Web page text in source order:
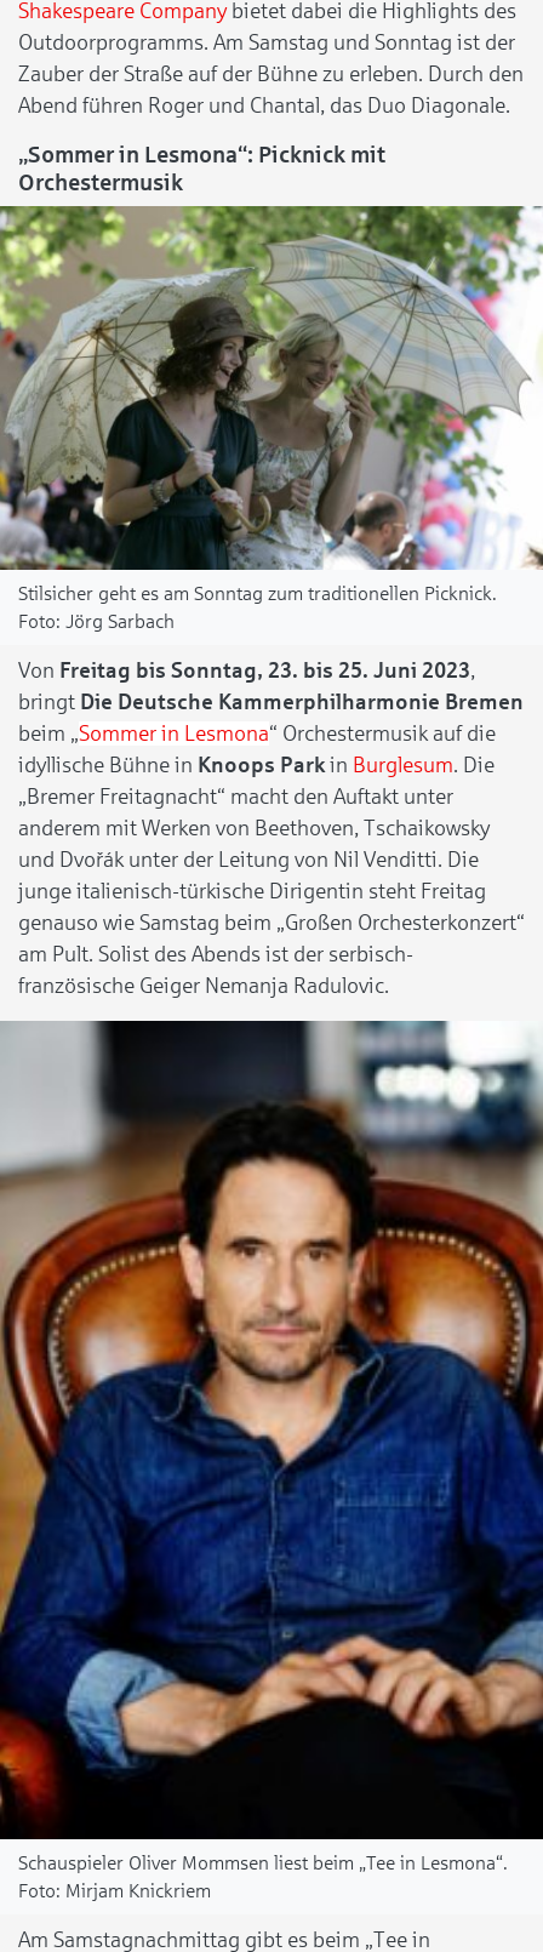
Shakespeare Companybietet dabei die Highlights des
Outdoorprogramms. Am Samstag und Sonntag ist der
Zauber der Straße auf der Bühne zu erleben. Durch den
Abend führen Roger und Chantal, das Duo Diagonale.
„Sommer in Lesmona“: Picknick mit
Orchestermusik
Stilsicher geht es am Sonntag zum traditionellen Picknick.
Jörg Sarbach
Von Freitag bis Sonntag, 23. bis 25. Juni 2023,
bringt Die Deutsche Kammerphilharmonie Bremen
beim „Sommer in Lesmona“ Orchestermusik auf die
idyllische Bühne in Knoops Park in Burglesum. Die
„Bremer Freitagnacht“ macht den Auftakt unter
anderem mit Werken von Beethoven, Tschaikowsky
und Dvořák unter der Leitung von Nil Venditti. Die
junge italienisch-türkische Dirigentin steht Freitag
genauso wie Samstag beim „Großen Orchesterkonzert“
am Pult. Solist des Abends ist der serbisch-
französische Geiger Nemanja Radulovic.
Schauspieler Oliver Mommsen liest beim „Tee in Lesmona“.
Mirjam Knickriem
Am Samstagnachmittag gibt es beim „Tee in